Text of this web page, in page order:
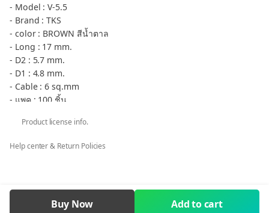
- Model : V-5.5
- Brand : TKS
- color : BROWN สีน้ำตาล
- Long : 17 mm.
- D2 : 5.7 mm.
- D1 : 4.8 mm.
- Cable : 6 sq.mm
- แพค : 100 ชิ้น
** กรณีต้องการภาษีมูลค่าเพิ่ม ใบเสร็จรับเงิน ในนามบริษัท หจก. ร้าน
Terminal Insulation Vinyl wire end cap V-5.5 Cover Terminal
Product license info.
Help center & Return Policies
Buy Now Add to cart